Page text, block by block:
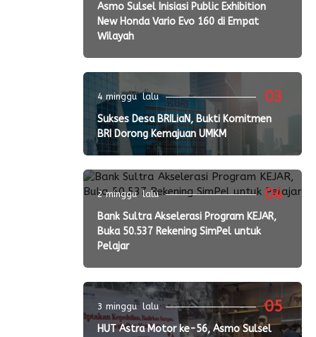
Asmo Sulsel Inisiasi Public Exhibition
New Honda Vario Evo 160 di Empat
Wilayah
03
4 minggu lalu
Sukses Desa BRILiaN, Bukti Komitmen
BRI Dorong Kemajuan UMKM
04
2 minggu lalu
Bank Sultra Akselerasi Program KEJAR,
Buka 50.537 Rekening SimPel untuk
Pelajar
05
3 minggu lalu
HUT Astra Motor ke-56, Asmo Sulsel